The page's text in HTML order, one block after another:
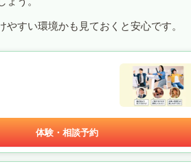
すい環境かも見ておくと安心です。
体験・相談予約